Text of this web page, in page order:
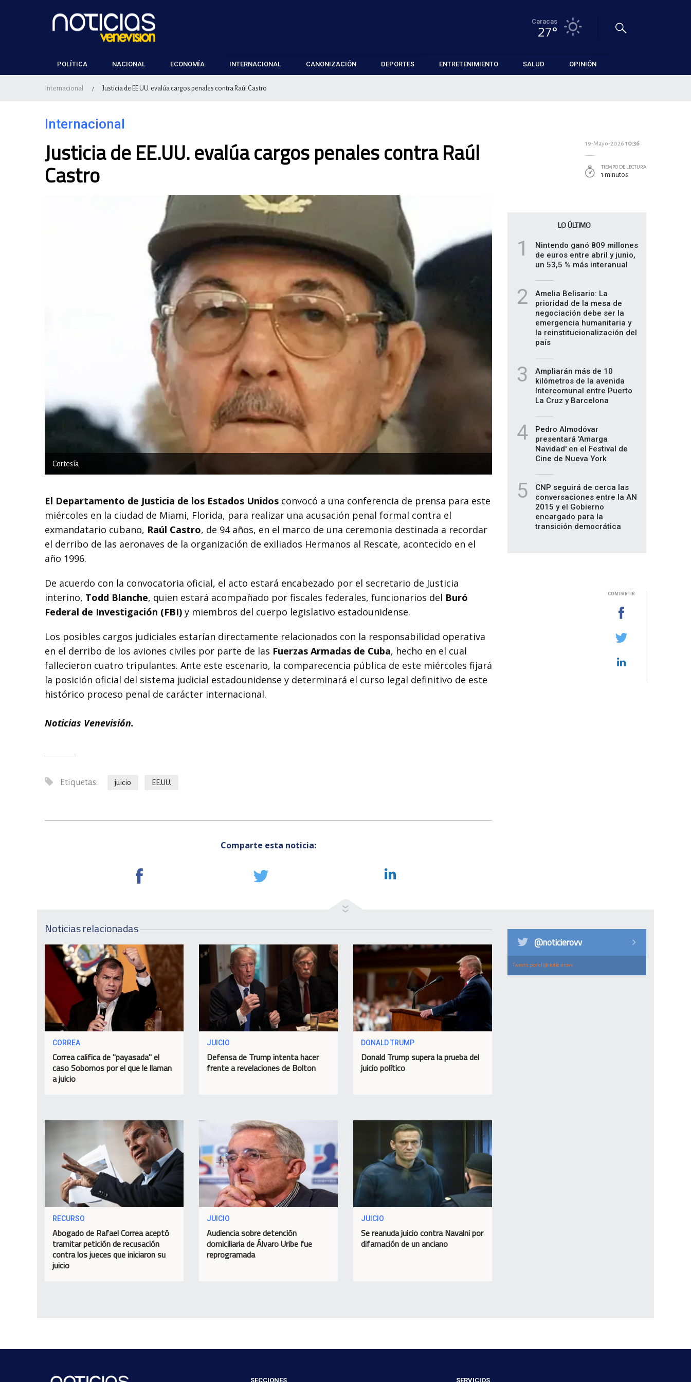
Caracas
27°
POLÍTICA NACIONAL ECONOMÍA INTERNACIONAL CANONIZACIÓN DEPORTES ENTRETENIMIENTO SALUD OPINIÓN
Internacional / Justicia de EE.UU. evalúa cargos penales contra Raúl Castro
Internacional
Justicia de EE.UU. evalúa cargos penales contra Raúl
Castro
Cortesía
El Departamento de Justicia de los Estados Unidos convocó a una conferencia de prensa para este
miércoles en la ciudad de Miami, Florida, para realizar una acusación penal formal contra el
exmandatario cubano, Raúl Castro, de 94 años, en el marco de una ceremonia destinada a recordar
el derribo de las aeronaves de la organización de exiliados Hermanos al Rescate, acontecido en el
año 1996.
De acuerdo con la convocatoria oficial, el acto estará encabezado por el secretario de Justicia
interino, Todd Blanche, quien estará acompañado por fiscales federales, funcionarios del Buró
Federal de Investigación (FBI) y miembros del cuerpo legislativo estadounidense.
Los posibles cargos judiciales estarían directamente relacionados con la responsabilidad operativa
en el derribo de los aviones civiles por parte de las Fuerzas Armadas de Cuba, hecho en el cual
fallecieron cuatro tripulantes. Ante este escenario, la comparecencia pública de este miércoles fijará
la posición oficial del sistema judicial estadounidense y determinará el curso legal definitivo de este
histórico proceso penal de carácter internacional.
Noticias Venevisión.
Etiquetas: juicio EE.UU.
Comparte esta noticia:
19-Mayo-2026 10:36
TIEMPO DE LECTURA
1 minutos
LO ÚLTIMO
1
Nintendo ganó 809 millones
de euros entre abril y junio,
un 53,5 % más interanual
2
Amelia Belisario: La
prioridad de la mesa de
negociación debe ser la
emergencia humanitaria y
la reinstitucionalización del
país
3
Ampliarán más de 10
kilómetros de la avenida
Intercomunal entre Puerto
La Cruz y Barcelona
4
Pedro Almodóvar
presentará 'Amarga
Navidad' en el Festival de
Cine de Nueva York
5
CNP seguirá de cerca las
conversaciones entre la AN
2015 y el Gobierno
encargado para la
transición democrática
COMPARTIR
Noticias relacionadas
CORREA
Correa califica de "payasada" el
caso Sobornos por el que le llaman
a juicio
JUICIO
Defensa de Trump intenta hacer
frente a revelaciones de Bolton
DONALD TRUMP
Donald Trump supera la prueba del
juicio político
RECURSO
Abogado de Rafael Correa aceptó
tramitar petición de recusación
contra los jueces que iniciaron su
juicio
JUICIO
Audiencia sobre detención
domiciliaria de Álvaro Uribe fue
reprogramada
JUICIO
Se reanuda juicio contra Navalni por
difamación de un anciano
@noticierovv
Tweets por el @noticierovv.
SECCIONES SERVICIOS